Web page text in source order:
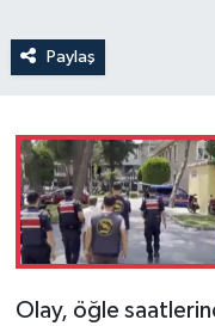
Paylaş
Olay, öğle